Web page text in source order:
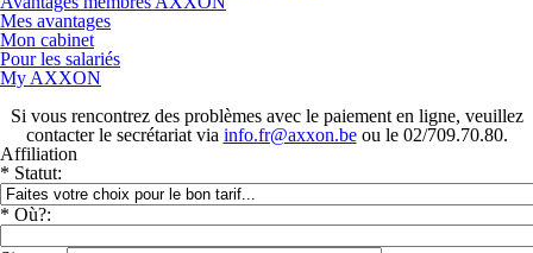
Mes avantages
Mon cabinet
Pour les salariés
My AXXON
Si vous rencontrez des problèmes avec le paiement en ligne, veuillez
contacter le secrétariat via info.fr@axxon.beou le 02/709.70.80.
Affiliation
* Statut:
* Où?: